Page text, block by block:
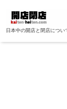
日本中の開店と閉店につい